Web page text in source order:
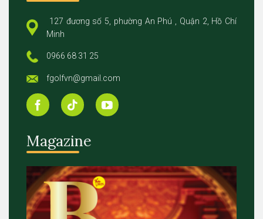
127 đương số 5, phường An Phú , Quận 2, Hồ Chí
Minh
0966 68 31 25
fgolfvn@gmail.com
Magazine